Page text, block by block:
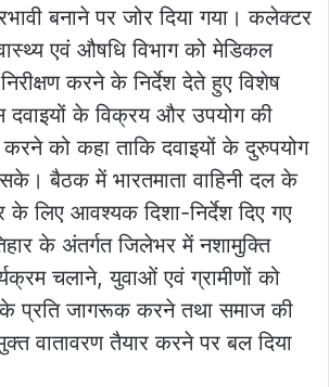
बनाने पर जोर दिया गया। कलेक्टर
एवं औषधि विभाग को मेडिकल
करने के निर्देश देते हुए विशेष
दवाइयों के विक्रय और उपयोग की
करने को कहा ताकि दवाइयों के दुरुपयोग
बैठक में भारतमाता वाहिनी दल के
के लिए आवश्यक दिशा-निर्देश दिए गए
के अंतर्गत जिलेभर में नशामुक्ति
चलाने, युवाओं एवं ग्रामीणों को
के प्रति जागरूक करने तथा समाज की
वातावरण तैयार करने पर बल दिया